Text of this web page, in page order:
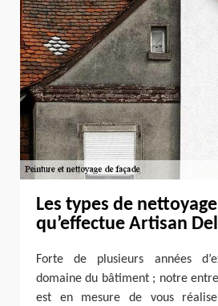
Les types de
qu’effectue Artisan
Forte de plusieurs années
domaine du bâtiment ; notre
est en mesure de vous